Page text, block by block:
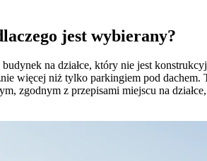
jest wybierany?
na działce, który nie jest
więcej niż tylko parkingiem pod
zgodnym z przepisami miejscu na